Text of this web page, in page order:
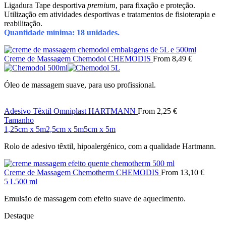
Ligadura Tape desportiva premium, para fixação e proteção.
Utilização em atividades desportivas e tratamentos de fisioterapia e
reabilitação.
Quantidade mínima: 18 unidades.
Creme de Massagem Chemodol CHEMODIS From 8,49 €
Óleo de massagem suave, para uso profissional.
Adesivo Têxtil Omniplast HARTMANN From 2,25 €
Tamanho
1,25cm x 5m2,5cm x 5m5cm x 5m
Rolo de adesivo têxtil, hipoalergénico, com a qualidade Hartmann.
Creme de Massagem Chemotherm CHEMODIS From 13,10 €
5 L500 ml
Emulsão de massagem com efeito suave de aquecimento.
Destaque